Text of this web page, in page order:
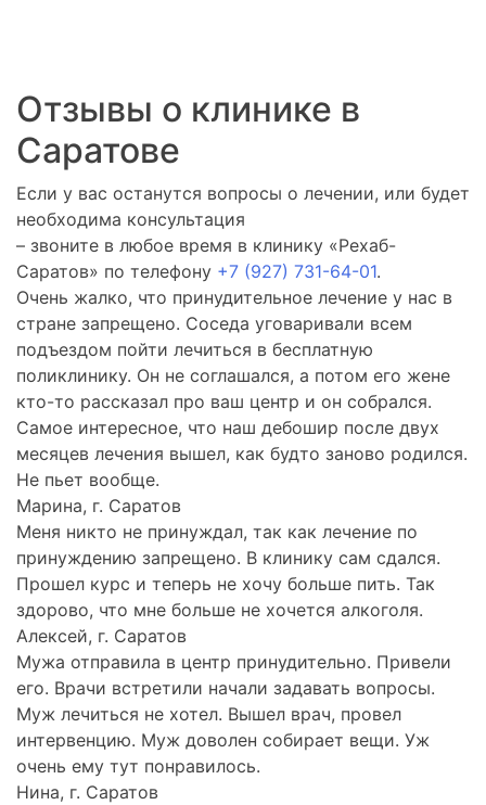
Отзывы о клинике в
Саратове
Если у вас останутся вопросы о лечении, или будет
необходима консультация
– звоните в любое время в клинику «Рехаб-
Саратов» по телефону +7 (927) 731-64-01.
Очень жалко, что принудительное лечение у нас в
стране запрещено. Соседа уговаривали всем
подъездом пойти лечиться в бесплатную
поликлинику. Он не соглашался, а потом его жене
кто-то рассказал про ваш центр и он собрался.
Самое интересное, что наш дебошир после двух
месяцев лечения вышел, как будто заново родился.
Не пьет вообще.
Марина, г. Саратов
Меня никто не принуждал, так как лечение по
принуждению запрещено. В клинику сам сдался.
Прошел курс и теперь не хочу больше пить. Так
здорово, что мне больше не хочется алкоголя.
Алексей, г. Саратов
Мужа отправила в центр принудительно. Привели
его. Врачи встретили начали задавать вопросы.
Муж лечиться не хотел. Вышел врач, провел
интервенцию. Муж доволен собирает вещи. Уж
очень ему тут понравилось.
Нина, г. Саратов